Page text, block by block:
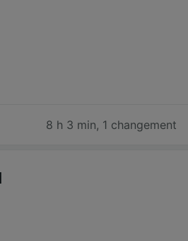
8 h 3 min, 1 changement